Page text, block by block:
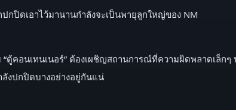
ปิดเอาไว้มานานกำลังจะเป็นพายุลูกใหญ่ของ NM
ตู้คอนเทนเนอร์” ต้องเผชิญสถานการณ์ที่ความผิดพลาดเล็ก
งปกปิดบางอย่างอยู่กันแน่